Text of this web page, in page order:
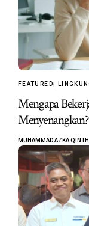
FEATURED
Mengapa
Menyenangkan?
MUHAMMAD AZKA